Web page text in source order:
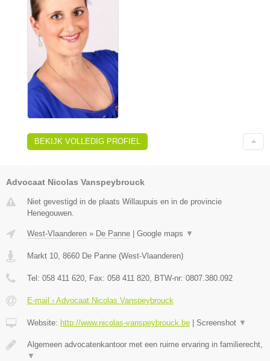
BEKIJK VOLLEDIG PROFIEL
Advocaat Nicolas Vanspeybrouck
Niet gevestigd in de plaats Willaupuis en in de provincie
Henegouwen.
West-Vlaanderen » De Panne Google maps ▼
Markt 10 8660 De Panne (West-Vlaanderen)
Tel: 058 411 620 , Fax: 058 411 820 , BTW-nr: 0807.380.092
E-mail › Advocaat Nicolas Vanspeybrouck
Website: http://www.nicolas-vanspeybrouck.be Screenshot ▼
Algemeen advocatenkantoor met een ruime ervaring in familierecht,
▼